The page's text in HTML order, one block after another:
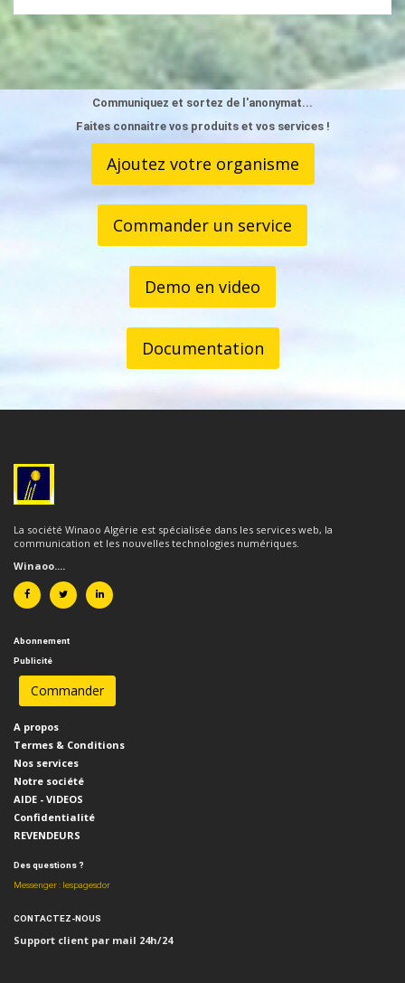
Communiquez et sortez de l'anonymat...
Faites connaitre vos produits et vos services !
Ajoutez votre organisme
Commander un service
Demo en video
Documentation
La société Winaoo Algérie est spécialisée dans les services web, la
communication et les nouvelles technologies numériques.
Winaoo....
Abonnement
Publicité
A propos
Termes & Conditions
Nos services
Notre société
AIDE - VIDEOS
Confidentialité
REVENDEURS
Des questions ?
Messenger : lespagesdor
CONTACTEZ-NOUS
Support client par mail 24h/24